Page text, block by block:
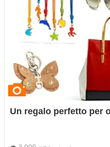
Un regalo perfetto per